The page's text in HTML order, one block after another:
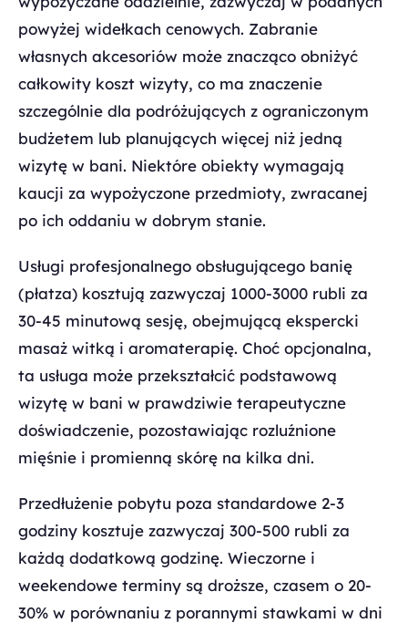
powyżej widełkach cenowych. Zabranie
własnych akcesoriów może znacząco obniżyć
całkowity koszt wizyty, co ma znaczenie
szczególnie dla podróżujących z ograniczonym
budżetem lub planujących więcej niż jedną
wizytę w bani. Niektóre obiekty wymagają
kaucji za wypożyczone przedmioty, zwracanej
po ich oddaniu w dobrym stanie.
Usługi profesjonalnego obsługującego banię
(płatza) kosztują zazwyczaj 1000-3000 rubli za
30-45 minutową sesję, obejmującą ekspercki
masaż witką i aromaterapię. Choć opcjonalna,
ta usługa może przekształcić podstawową
wizytę w bani w prawdziwie terapeutyczne
doświadczenie, pozostawiając rozluźnione
mięśnie i promienną skórę na kilka dni.
Przedłużenie pobytu poza standardowe 2-3
godziny kosztuje zazwyczaj 300-500 rubli za
każdą dodatkową godzinę. Wieczorne i
weekendowe terminy są droższe, czasem o 20-
30% w porównaniu z porannymi stawkami w dni